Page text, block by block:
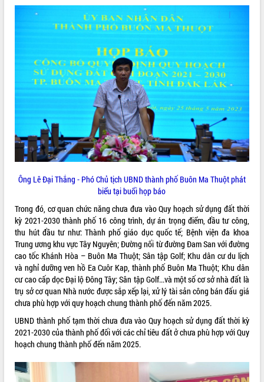
Không có file video nào để phát.
ALBUM ẢNH
LIÊN KẾT WEB
THỐNG KÊ TRUY CẬP
Tất cả:
Ông Lê Đại Thắng - Phó Chủ tịch UBND thành phố Buôn Ma Thuột phát
biểu tại buổi họp báo
Trong đó, cơ quan chức năng chưa đưa vào Quy hoạch sử dụng đất thời
kỳ 2021-2030 thành phố 16 công trình, dự án trọng điểm, đầu tư công,
thu hút đầu tư như: Thành phố giáo dục quốc tế; Bệnh viện đa khoa
Trung ương khu vực Tây Nguyên; Đường nối từ đường Đam San với đường
cao tốc Khánh Hòa – Buôn Ma Thuột; Sân tập Golf; Khu dân cư du lịch
và nghỉ dưỡng ven hồ Ea Cuôr Kap, thành phố Buôn Ma Thuột; Khu dân
cư cao cấp dọc Đại lộ Đông Tây; Sân tập Golf...và một số cơ sở nhà đất là
trụ sở cơ quan Nhà nước được sắp xếp lại, xử lý tài sản công bán đấu giá
chưa phù hợp với quy hoạch chung thành phố đến năm 2025.
UBND thành phố tạm thời chưa đưa vào Quy hoạch sử dụng đất thời kỳ
2021-2030 của thành phố đối với các chỉ tiêu đất ở chưa phù hợp với Quy
hoạch chung thành phố đến năm 2025.